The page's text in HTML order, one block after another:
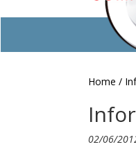
Home /
02/06/